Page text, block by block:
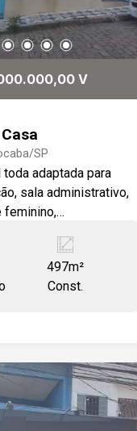
V
SP
adaptada para
sala administrativo,
feminino,
Toda a casa em
localização,
de ônibus e grande
497m²
Const.